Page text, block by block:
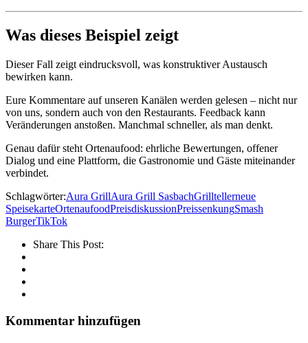
Was dieses Beispiel zeigt
Dieser Fall zeigt eindrucksvoll, was konstruktiver Austausch
bewirken kann.
Eure Kommentare auf unseren Kanälen werden gelesen – nicht nur
von uns, sondern auch von den Restaurants. Feedback kann
Veränderungen anstoßen. Manchmal schneller, als man denkt.
Genau dafür steht Ortenaufood: ehrliche Bewertungen, offener
Dialog und eine Plattform, die Gastronomie und Gäste miteinander
verbindet.
Schlagwörter:Aura GrillAura Grill SasbachGrilltellerneue
SpeisekarteOrtenaufoodPreisdiskussionPreissenkungSmash
BurgerTikTok
Share This Post:
Kommentar hinzufügen